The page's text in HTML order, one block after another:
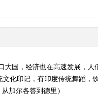
大国，经济也在高速发展，
化印记，有印度传统舞蹈
加尔各答到德里）